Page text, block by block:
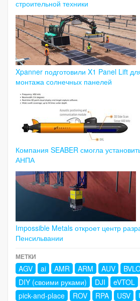
строительной техники
Xpanner подготовили X1 Panel Lift
монтажа солнечных панелей
Компания SEABER смогла
АНПА
Impossible Metals откроет центр
Пенсильвании
МЕТКИ
AGV ai AMR ARM AUV
DIY (своими руками)
DJI eVTOL
pick-and-place
ROV RPA USV